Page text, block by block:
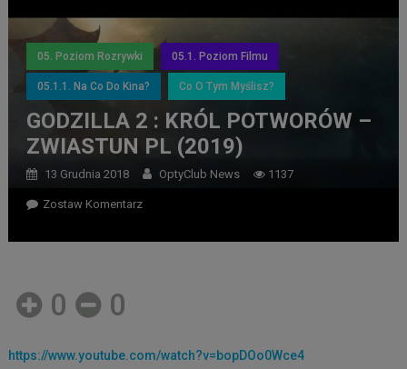
05. Poziom Rozrywki 05.1. Poziom Filmu
05.1.1. Na Co Do Kina? Co O Tym Myślisz?
GODZILLA 2 : KRÓL POTWORÓW –
ZWIASTUN PL (2019)
13 Grudnia 2018 OptyClub News 1137
Zostaw Komentarz
0 0
https://www.youtube.com/watch?v=bopDOo0Wce4